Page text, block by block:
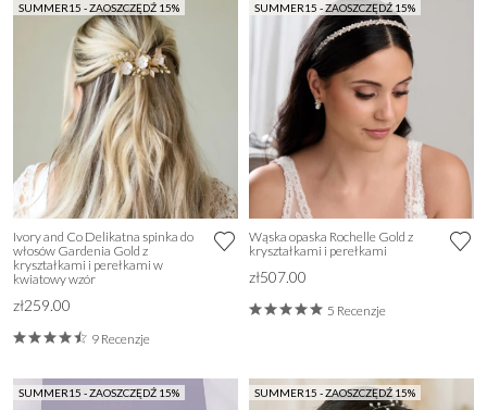
SUMMER15 - ZAOSZCZĘDŹ 15%
Ivory and Co Delikatna spinka do
włosów Gardenia Gold z
kryształkami i perełkami w
kwiatowy wzór
zł259.00
9 Recenzje
SUMMER15 - ZAOSZCZĘDŹ 15%
Wąska opaska Rochelle Gold z
kryształkami i perełkami
zł507.00
5 Recenzje
SUMMER15 - ZAOSZCZĘDŹ 15% SUMMER15 - ZAOSZCZĘDŹ 15%